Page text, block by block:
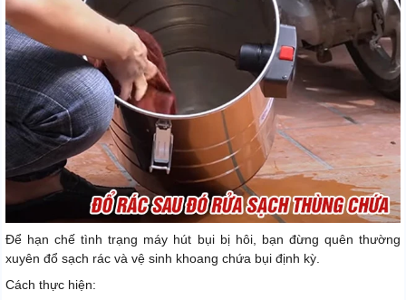
Để hạn chế tình trạng máy hút bụi bị hôi, bạn đừng quên thường
xuyên đổ sạch rác và vệ sinh khoang chứa bụi định kỳ.
Cách thực hiện: